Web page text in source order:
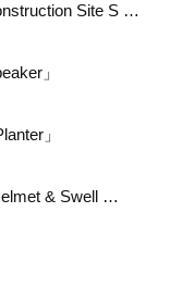
Site S …
」
」
& Swell …